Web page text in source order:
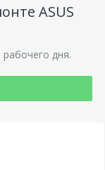
ASUS
дня.